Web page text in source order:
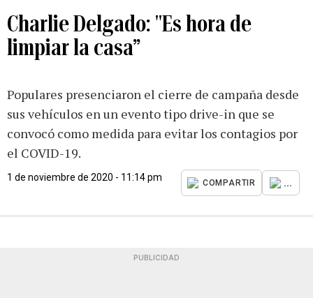
Charlie Delgado: "Es hora de
limpiar la casa”
Populares presenciaron el cierre de campaña desde
sus vehículos en un evento tipo drive-in que se
convocó como medida para evitar los contagios por
el COVID-19.
1 de noviembre de 2020 - 11:14 pm
COMPARTIR ...
PUBLICIDAD